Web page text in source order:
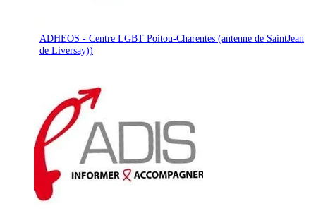
ADHEOS - Centre LGBT Poitou-Charentes (antenne de SaintJean
de Liversay))